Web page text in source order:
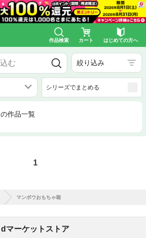
作品検索 カート はじめての方へ
絞り込み
シリーズでまとめる
の作品一覧
1
マンボウおもちゃ箱
dマーケットストア